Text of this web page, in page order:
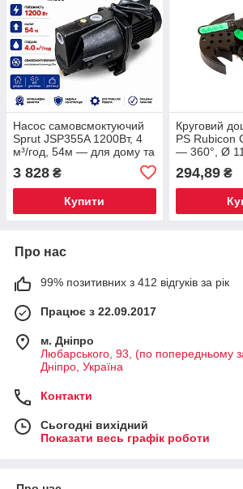
Насос самовсмоктуючий
Sprut JSP355A 1200Вт, 4
м³/год, 54м — для дому та
3 828 ₴
Купити
Круговий
PS Rubicon
— 360°, Ø
294,89₴
Про нас
99% позитивних з 412 відгуків за рік
Працює з 22.09.2017
м. Дніпро
Любарського, 93, (по попередньому
Дніпро, Україна
Контакти
Сьогодні вихідний
Показати весь графік роботи